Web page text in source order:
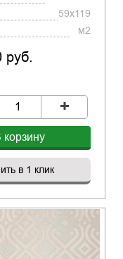
59x119
м2
руб.
+
корзину
в 1 клик